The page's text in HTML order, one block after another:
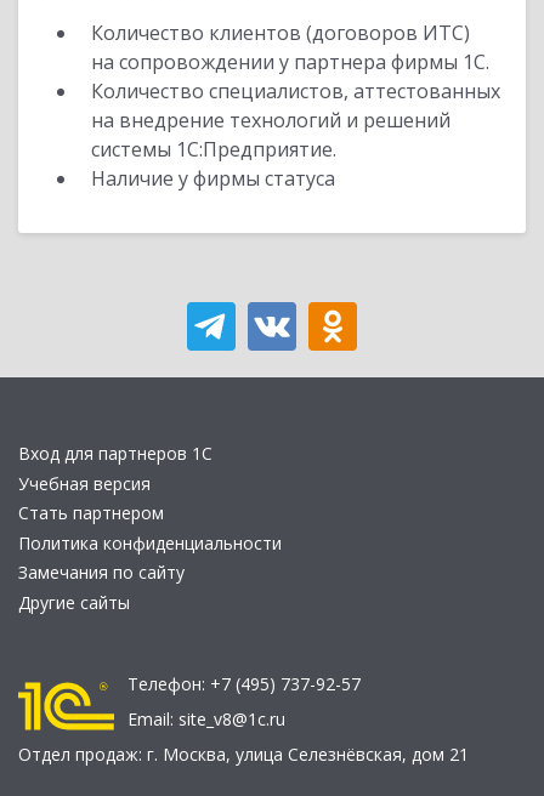
Количество клиентов (договоров ИТС)
на сопровождении у партнера фирмы 1С.
Количество специалистов, аттестованных
на внедрение технологий и решений
системы 1С:Предприятие.
Наличие у фирмы статуса
Вход для партнеров 1С
Учебная версия
Стать партнером
Политика конфиденциальности
Замечания по сайту
Другие сайты
Телефон: +7 (495) 737-92-57
Email: site_v8@1c.ru
Отдел продаж: г. Москва, улица Селезнёвская, дом 21